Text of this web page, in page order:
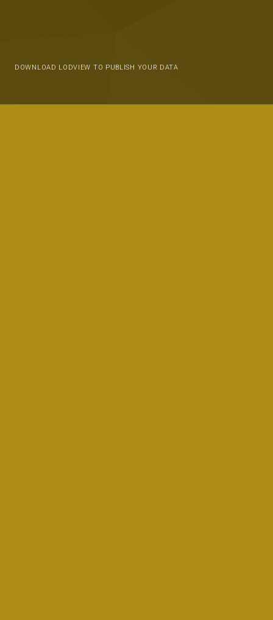
DOWNLOAD LODVIEW TO PUBLISH YOUR DATA